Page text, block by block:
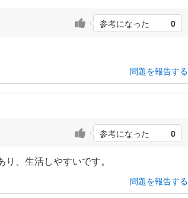
参考になった 0
問題を報告する
参考になった 0
、生活しやすいです。
問題を報告する